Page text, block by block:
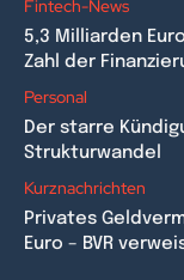
Fintech-News
5,3 Milliarden
Zahl der
Personal
Der starre
Strukturwandel
Kurznachrichten
Privates
Euro – BVR